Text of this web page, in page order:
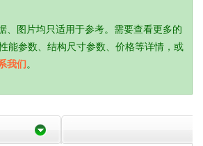
、图片均只适用于参考。需要查看更多的
能参数、结构尺寸参数、价格等详情，或
我们 。